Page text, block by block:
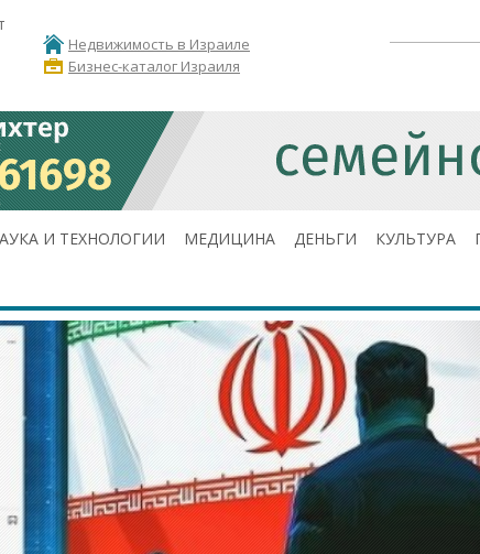
Недвижимость в Израиле
Бизнес-каталог Израиля
И ТЕХНОЛОГИИ МЕДИЦИНА ДЕНЬГИ КУЛЬТУРА